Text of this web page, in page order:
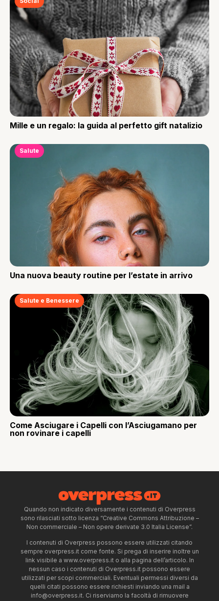
Mille e un regalo: la guida al perfetto gift natalizio
Salute
Una nuova beauty routine per l’estate in arrivo
Salute e Benessere
Come Asciugare i Capelli con l’Asciugamano per
non rovinare i capelli
Quando non indicato diversamente i contenuti di Overpress
sono rilasciati sotto licenza “Creative Commons Attribuzione –
Non commerciale – Non opere derivate 3.0 Italia License”.
I contenuti di Overpress possono essere utilizzati citando
sempre overpress.it come fonte. Si prega di inserire inoltre un
link visibile a www.overpress.it o alla pagina dell’articolo. In
nessun caso i contenuti di Overpress.it possono essere
utilizzati per scopi commerciali. Eventuali permessi diversi da
quelli citati possono essere richiesti inviando una mail a
info@overpress.it. Ci riserviamo la facoltà di rimuovere